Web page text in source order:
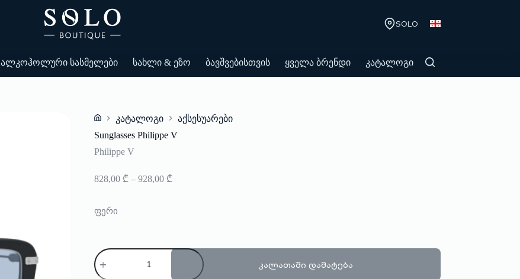
SOLO
ალკოჰოლური სასმელები სახლი & ეზო ბავშვებისთვის ყველა ბრენდი კატალოგი
Home
კატალოგი
აქსესუარები
Sunglasses Philippe V
Philippe V
828,00 ₾ – 928,00 ₾Price
ფერი
რაოდენობა:
Sunglasses
Philippe
კალათაში დამატება